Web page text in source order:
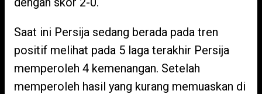
Saat ini Persija sedang berada pada tren
positif melihat pada 5 laga terakhir Persija
memperoleh 4 kemenangan. Setelah
memperoleh hasil yang kurang memuaskan di